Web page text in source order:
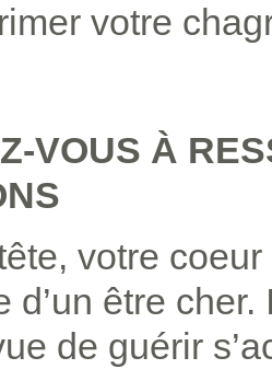
votre
VOUS À
votre
d’un être
de guérir